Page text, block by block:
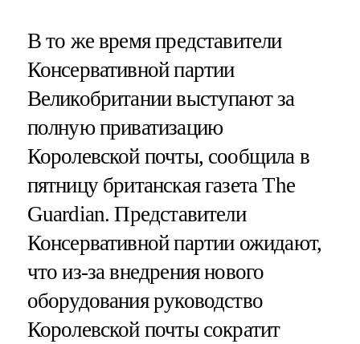
В то же время представители
Консервативной партии
Великобритании выступают за
полную приватизацию
Королевской почты, сообщила в
пятницу британская газета The
Guardian. Представители
Консервативной партии ожидают,
что из-за внедрения нового
оборудования руководство
Королевской почты сократит